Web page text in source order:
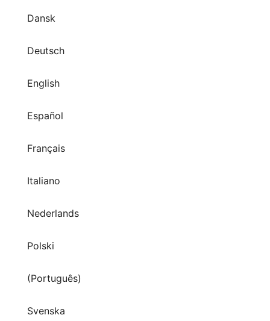
Dansk
Deutsch
English
Español
Français
Italiano
Nederlands
Polski
(Português)
Svenska